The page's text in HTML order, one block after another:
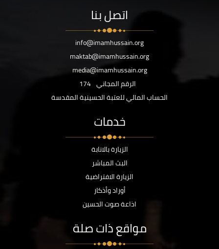
اتصل بنا
info@imamhussain.org
maktab@imamhussain.org
media@imamhussain.org
الرقم المجاني 174
الحساب المالي للعتبة الحسينية المقدسة
خدمات
الزيارة بالانابة
البث المباشر
الزيارة الافتراضية
أوراد وأذكار
اذاعة صوت الحسين
مواقع ذات صلة